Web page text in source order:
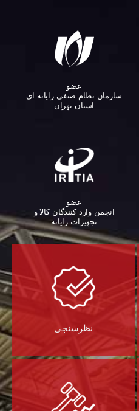
عضو
سازمان نظام صنفی رایانه ای
استان تهران
عضو
انجمن وارد کنندگان کالا و
تجهیزات رایانه‌
نظرسنجی